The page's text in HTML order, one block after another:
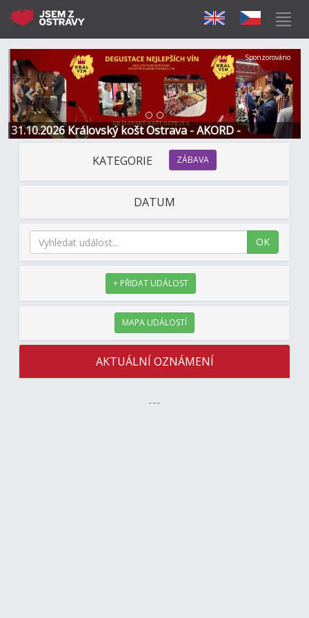
31.10.2026 Královský košt Ostrava - AKORD -
Restaurace a Hotel
Předchozí Další
Sponzorováno
KATEGORIE ZÁBAVA
DATUM
OK
+ PŘIDAT UDÁLOST
MAPA UDÁLOSTÍ
AKTUÁLNÍ OZNÁMENÍ
---